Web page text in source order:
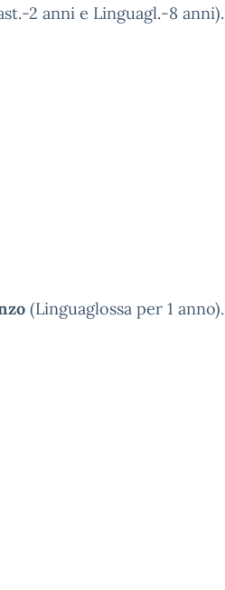
2 anni e Linguagl.-8 anni).
(Linguaglossa per 1 anno).